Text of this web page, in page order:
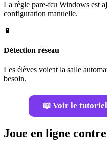
La règle pare-feu Windows est
configuration manuelle.
📱
Détection réseau
Les élèves voient la salle
besoin.
📖 Voir le
Joue en ligne